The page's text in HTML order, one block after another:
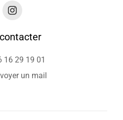
16 29 19 01
un mail